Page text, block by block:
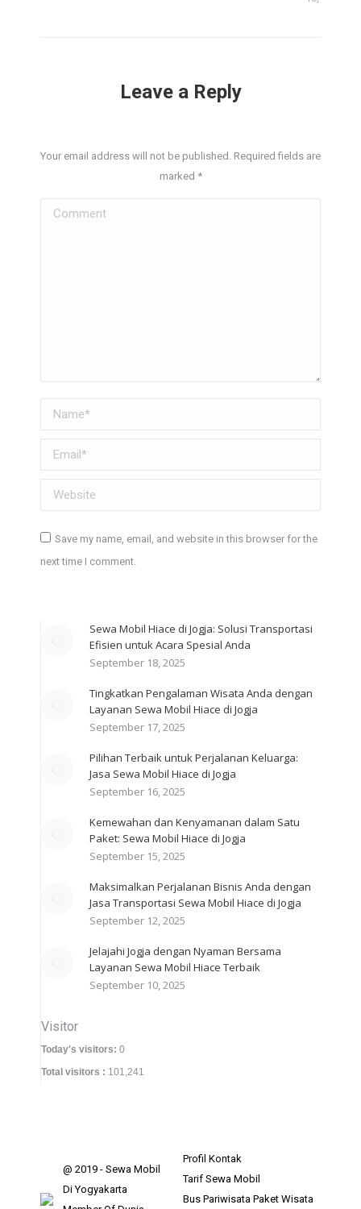
Leave a Reply
Your email address will not be published. Required fields are
marked *
Comment
Name *
Email *
Website
Save my name, email, and website in this browser for the
next time I comment.
Sewa Mobil Hiace di Jogja: Solusi Transportasi
Efisien untuk Acara Spesial Anda
September 18, 2025
Tingkatkan Pengalaman Wisata Anda dengan
Layanan Sewa Mobil Hiace di Jogja
September 17, 2025
Pilihan Terbaik untuk Perjalanan Keluarga:
Jasa Sewa Mobil Hiace di Jogja
September 16, 2025
Kemewahan dan Kenyamanan dalam Satu
Paket: Sewa Mobil Hiace di Jogja
September 15, 2025
Maksimalkan Perjalanan Bisnis Anda dengan
Jasa Transportasi Sewa Mobil Hiace di Jogja
September 12, 2025
Jelajahi Jogja dengan Nyaman Bersama
Layanan Sewa Mobil Hiace Terbaik
September 10, 2025
Visitor
Today's visitors: 0
Total visitors : 101,241
@ 2019 - Sewa Mobil
Di Yogyakarta
Profil Kontak
Tarif Sewa Mobil
Bus Pariwisata Paket Wisata